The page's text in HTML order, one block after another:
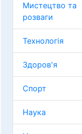
Мистецтво та
розваги
Технологія
Здоров'я
Спорт
Наука